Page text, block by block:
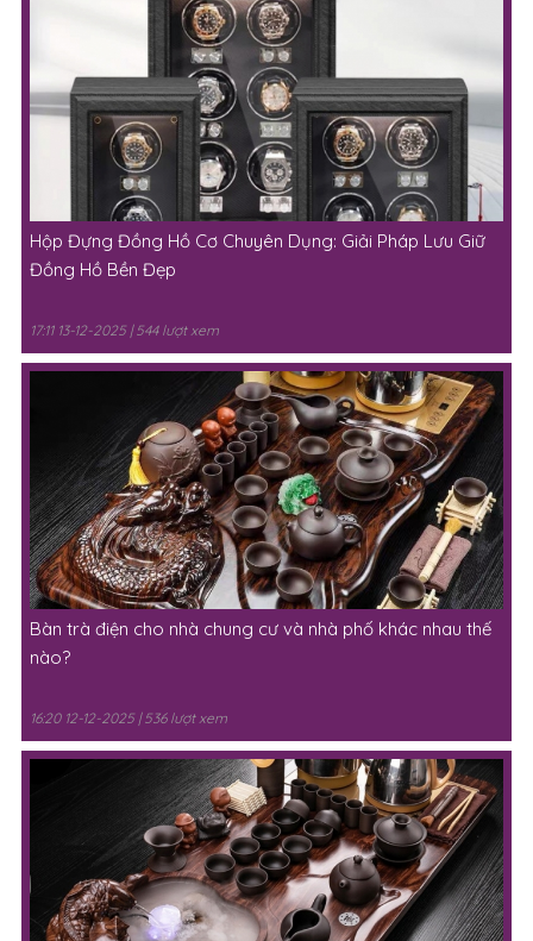
Hộp Đựng Đồng Hồ Cơ Chuyên Dụng: Giải Pháp Lưu Giữ
Đồng Hồ Bền Đẹp
17:11 13-12-2025 | 544 lượt xem
Bàn trà điện cho nhà chung cư và nhà phố khác nhau thế
nào?
16:20 12-12-2025 | 536 lượt xem